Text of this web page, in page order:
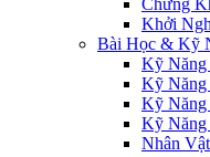
Chứng
Khởi
Bài Học & Kỹ
Kỹ
Kỹ Năng
Kỹ Năng
Kỹ Năng
Nhân